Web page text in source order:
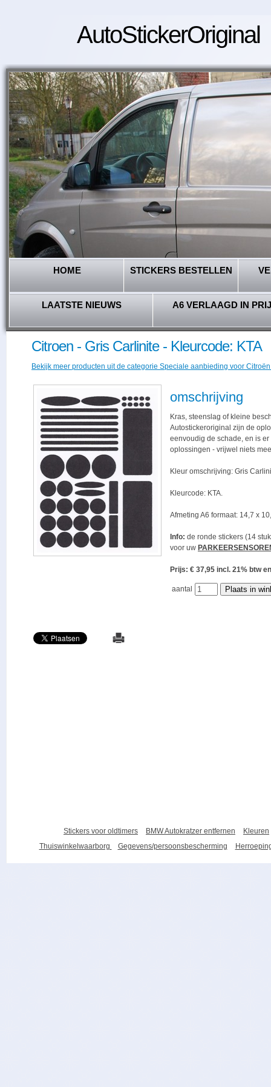
AutoStickerOriginal
HOME STICKERS BESTELLEN
LAATSTE NIEUWS A6 VERLAAGD IN
Citroen - Gris Carlinite - Kleurcode: KTA
Bekijk meer producten uit de categorie Speciale aanbieding voor
omschrijving
Kras, steenslag of kleine
Autostickeroriginal zijn de
eenvoudig de schade, en is
oplossingen - vrijwel niets
Kleur omschrijving: Gris
Kleurcode: KTA.
Afmeting A6 formaat: 14,7 x
Info: de ronde stickers (14
voor uw
Prijs: € 37,95 incl. 21% btw
aantal
Stickers voor oldtimers BMW Autokratzer entfernen
Kleuren
Thuiswinkelwaarborg
Gegevens/persoonsbescherming